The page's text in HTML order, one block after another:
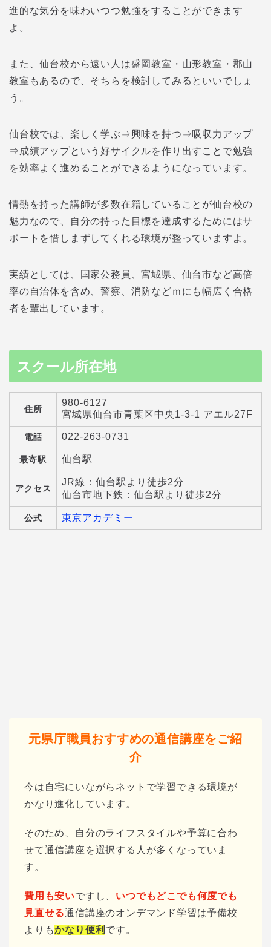
進的な気分を味わいつつ勉強をすることができます
よ。
また、仙台校から遠い人は盛岡教室・山形教室・郡山
教室もあるので、そちらを検討してみるといいでしょ
う。
仙台校では、楽しく学ぶ⇒興味を持つ⇒吸収力アップ
⇒成績アップという好サイクルを作り出すことで勉強
を効率よく進めることができるようになっています。
情熱を持った講師が多数在籍していることが仙台校の
魅力なので、自分の持った目標を達成するためにはサ
ポートを惜しまずしてくれる環境が整っていますよ。
実績としては、国家公務員、宮城県、仙台市など高倍
率の自治体を含め、警察、消防などｍにも幅広く合格
者を輩出しています。
スクール所在地
住所
980-6127
宮城県仙台市青葉区中央1-3-1 アエル27F
電話 022-263-0731
最寄駅 仙台駅
アクセス
JR線：仙台駅より徒歩2分
仙台市地下鉄：仙台駅より徒歩2分
公式 東京アカデミー
元県庁職員おすすめの通信講座をご紹
介
今は自宅にいながらネットで学習できる環境が
かなり進化しています。
そのため、自分のライフスタイルや予算に合わ
せて通信講座を選択する人が多くなっていま
す。
費用も安いですし、 いつでもどこでも何度でも
見直せる通信講座のオンデマンド学習は予備校
よりもかなり便利 です。